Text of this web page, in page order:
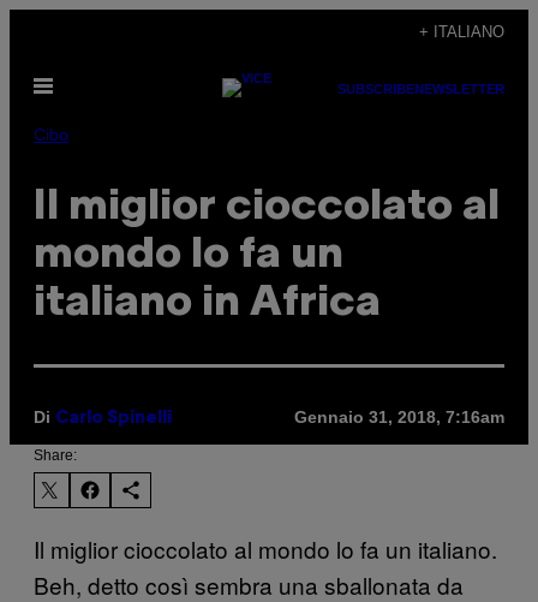
contenuto
+ ITALIANO
Apri
SUBSCRIBENEWSLETTER
Cibo
Il miglior cioccolato al
mondo lo fa un
italiano in Africa
Di Carlo Spinelli Gennaio 31, 2018, 7:16am
Share:
Il miglior cioccolato al mondo lo fa un italiano.
Beh, detto così sembra una sballonata da